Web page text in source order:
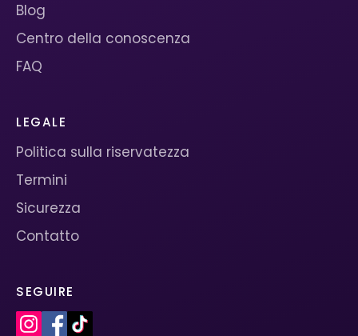
Blog
Centro della conoscenza
FAQ
LEGALE
Politica sulla riservatezza
Termini
Sicurezza
Contatto
SEGUIRE